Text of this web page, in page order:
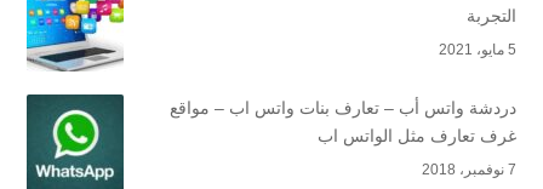
التجربة
5 مايو، 2021
دردشة واتس أب – تعارف بنات واتس اب – مواقع
غرف تعارف مثل الواتس اب
7 نوفمبر، 2018